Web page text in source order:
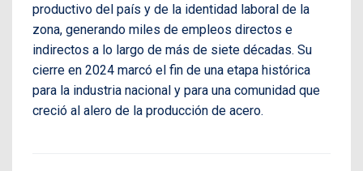
productivo del país y de la identidad laboral de la
zona, generando miles de empleos directos e
indirectos a lo largo de más de siete décadas. Su
cierre en 2024 marcó el fin de una etapa histórica
para la industria nacional y para una comunidad que
creció al alero de la producción de acero.